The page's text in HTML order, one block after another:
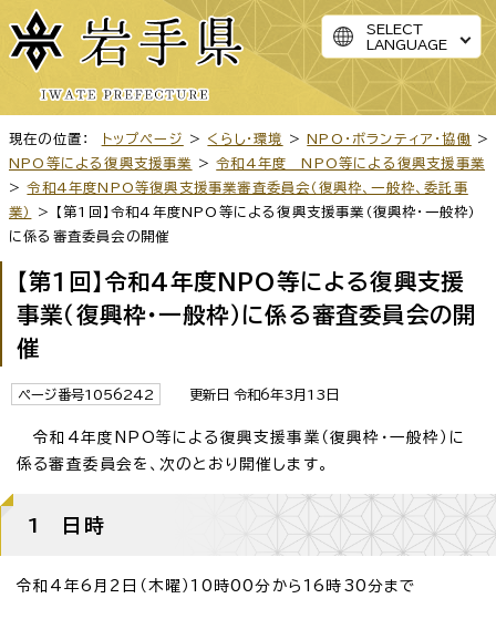
SELECT
LANGUAGE
現在の位置： トップページ > くらし・環境 >NPO・ボランティア・協働
>
NPO等による復興支援事業
>令和4年度 NPO等による復興支援事業
>令和4年度NPO等復興支援事業審査委員会（復興枠、一般枠、委託事
業）
> 【第1回】令和4年度NPO等による復興支援事業（復興枠・一般枠）
に係る審査委員会の開催
【第1回】令和4年度NPO等による復興支援
事業（復興枠・一般枠）に係る審査委員会の開
催
ページ番号1056242 更新日 令和6年3月13日
令和4年度NPO等による復興支援事業（復興枠・一般枠）に
係る審査委員会を、次のとおり開催します。
1 日時
令和4年6月2日（木曜）10時00分から16時30分まで